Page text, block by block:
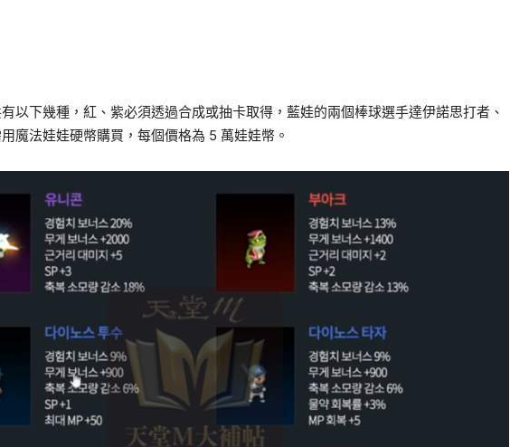
以下幾種，紅、紫必須透過合成或抽卡取得，藍娃的兩個棒球選手達伊諾思打者、
魔法娃娃硬幣購買，每個價格為 5 萬娃娃幣。